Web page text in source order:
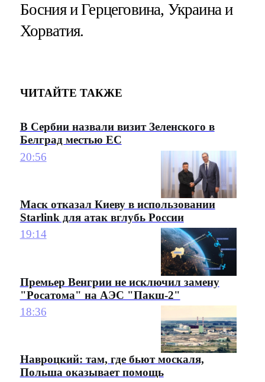
Босния и Герцеговина, Украина и
Хорватия.
ЧИТАЙТЕ ТАКЖЕ
В Сербии назвали визит Зеленского в
Белград местью ЕС
20:56
Маск отказал Киеву в использовании
Starlink для атак вглубь России
19:14
Премьер Венгрии не исключил замену
"Росатома" на АЭС "Пакш-2"
18:36
Навроцкий: там, где бьют москаля,
Польша оказывает помощь